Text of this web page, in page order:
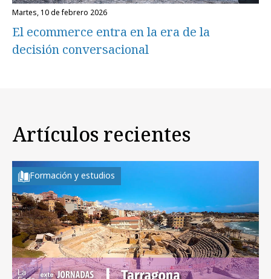
martes, 10 de febrero 2026
El ecommerce entra en la era de la
decisión conversacional
Artículos recientes
Formación y estudios